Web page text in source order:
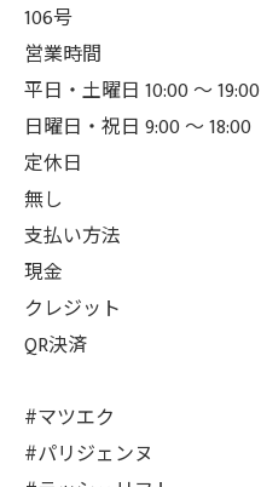
106号
営業時間
平日・土曜日 10:00 ～ 19:00
日曜日・祝日 9:00 ～ 18:00
定休日
無し
支払い方法
現金
クレジット
QR決済
#マツエク
#パリジェンヌ